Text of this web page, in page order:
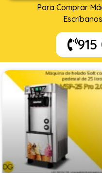
Para Comprar